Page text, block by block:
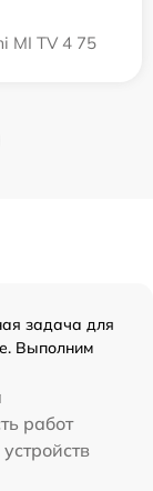
MI TV 4 75
задача для
Выполним
работ